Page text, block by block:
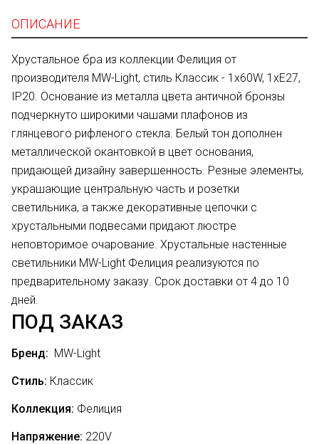
ОПИСАНИЕ
Хрустальное бра из коллекции Фелиция от
производителя MW-Light, стиль Классик - 1x60W, 1xE27,
IP20. Основание из металла цвета античной бронзы
подчеркнуто широкими чашами плафонов из
глянцевого рифленого стекла. Белый тон дополнен
металлической окантовкой в цвет основания,
придающей дизайну завершенность. Резные элементы,
украшающие центральную часть и розетки
светильника, а также декоративные цепочки с
хрустальными подвесами придают люстре
неповторимое очарование. Хрустальные настенные
светильники MW-Light Фелиция реализуются по
предварительному заказу. Срок доставки от 4 до 10
дней.
ПОД ЗАКАЗ
Бренд: MW-Light
Стиль: Классик
Коллекция: Фелиция
Напряжение: 220V